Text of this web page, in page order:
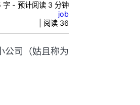
字 - 预计阅读 3 分钟
job
| 阅读 36
公司（姑且称为